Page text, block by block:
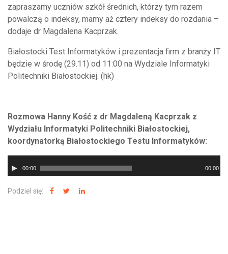
zapraszamy uczniów szkół średnich, którzy tym razem
powalczą o indeksy, mamy aż cztery indeksy do rozdania –
dodaje dr Magdalena Kacprzak.
Białostocki Test Informatyków i prezentacja firm z branży IT
będzie w środę (29.11) od 11:00 na Wydziale Informatyki
Politechniki Białostockiej. (hk)
Rozmowa Hanny Kość z dr Magdaleną Kacprzak z
Wydziału Informatyki Politechniki Białostockiej,
koordynatorką Białostockiego Testu Informatyków:
plików00:00 00:00
Podziel się: